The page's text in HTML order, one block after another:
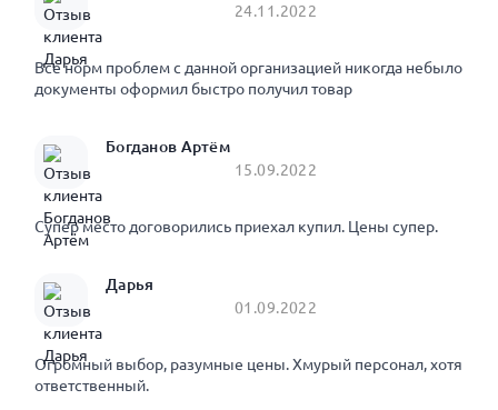
24.11.2022
Все норм проблем с данной организацией никогда небыло
документы оформил быстро получил товар
Богданов Артём
15.09.2022
Супер место договорились приехал купил. Цены супер.
Дарья
01.09.2022
Огромный выбор, разумные цены. Хмурый персонал, хотя
ответственный.